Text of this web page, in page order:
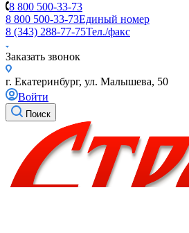
8 800 500-33-73
8 800 500-33-73Единый номер
8 (343) 288-77-75Тел./факс
Заказать звонок
г. Екатеринбург, ул. Малышева, 50
Войти
Поиск